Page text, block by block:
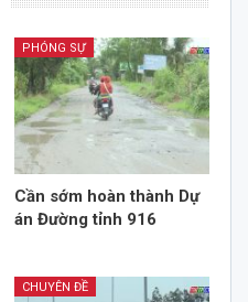
PHÓNG SỰ
Cần sớm hoàn thành Dự
án Đường tỉnh 916
CHUYÊN ĐỀ